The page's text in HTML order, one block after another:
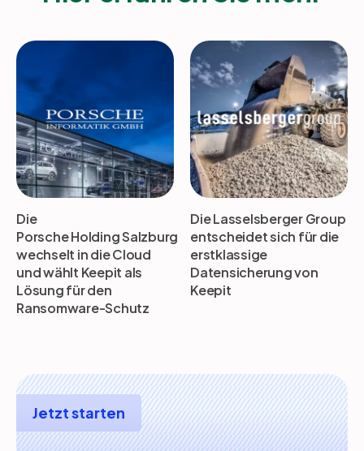
Die
Porsche Holding Salzburg
wechselt in die Cloud
und wählt Keepit als
Lösung für den
Ransomware-Schutz
Die Lasselsberger Group
entscheidet sich für die
erstklassige
Datensicherung von
Keepit
Jetzt starten